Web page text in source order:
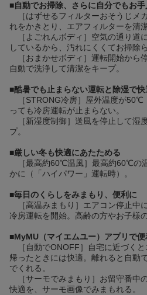
■自動でお掃除、さらに自分でもお
［はずせるフィルターおそうじメ
れをかきとり、エアフィルターを清
［よごれんボディ］空気の通り道
しているから、汚れにくくてお掃除
［おまかせボディ］運転開始から
自動で洗浄して清潔をキープ。
■酷暑でも止まらない運転と除湿で快
［STRONG冷房］屋外温度が50℃
っても冷房運転が止まらない。
［新湿度制御］送風を停止して湿
プ。
■厳しい冬も快適にあたためる
［最高約60℃温風］最高約60℃の
かに（「ハイパワー」運転時）。
■毎日のくらしをみまもり、便利に
［高温みまもり］エアコン停止中
冷房運転を開始。高齢の方やお子様
■MyMU（マイエムユー）アプリで便
［自動でONOFF］自宅に近づくと
帰ったときには快適。離れると自動
でくれる。
［サーモでみまもり］お留守番中
快適を、サーモ画像でみまもれる。